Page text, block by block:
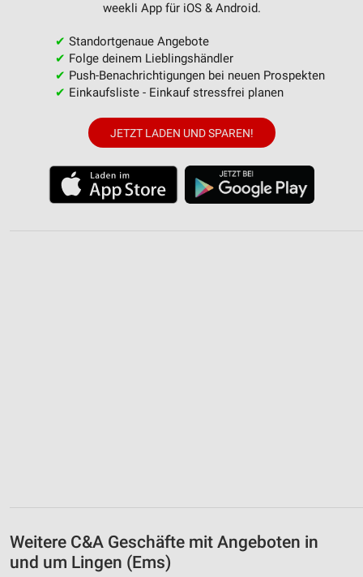
weekli App für iOS & Android.
✔ Standortgenaue Angebote
✔ Folge deinem Lieblingshändler
✔ Push-Benachrichtigungen bei neuen Prospekten
✔ Einkaufsliste - Einkauf stressfrei planen
JETZT LADEN UND SPAREN!
Weitere C&A Geschäfte mit Angeboten in
und um Lingen (Ems)